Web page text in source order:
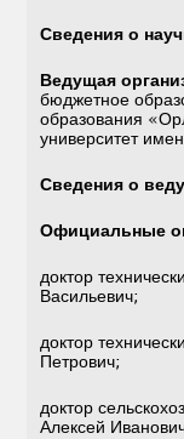
Сведения о
Ведущая
бюджетное
образования
университет
Сведения о
Официальные
доктор
Васильевич;
доктор
Петрович;
доктор
Алексей